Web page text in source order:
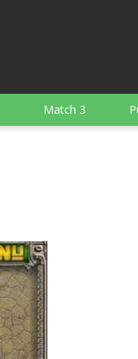
Match 3